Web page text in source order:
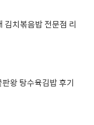
김치볶음밥 전문점 리
왕 탕수육김밥 후기